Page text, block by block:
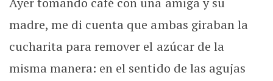
madre, me di cuenta que ambas giraban la
cucharita para remover el azúcar de la
misma manera: en el sentido de las agujas